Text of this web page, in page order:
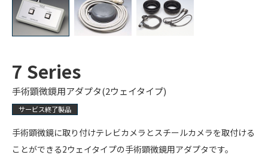
7 Series
手術顕微鏡用アダプタ(2ウェイタイプ)
サービス終了製品
手術顕微鏡に取り付けテレビカメラとスチールカメラを取付ける
ことができる2ウェイタイプの手術顕微鏡用アダプタです。